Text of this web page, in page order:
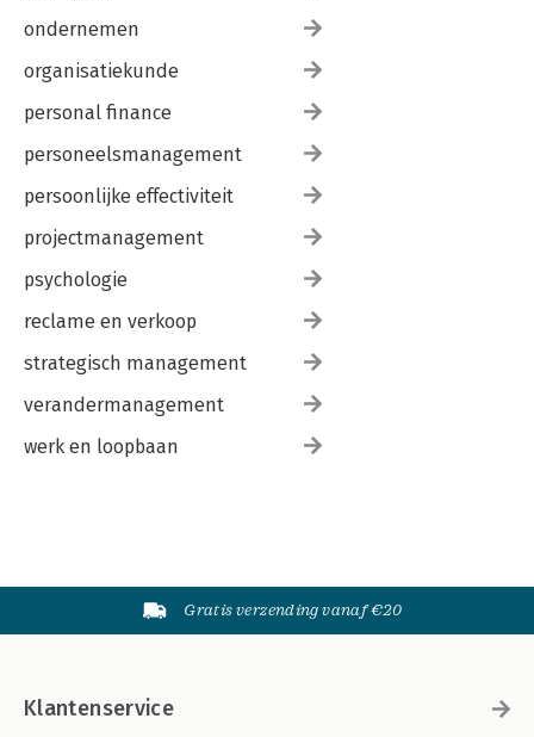
ondernemen
organisatiekunde
personal finance
personeelsmanagement
persoonlijke effectiviteit
projectmanagement
psychologie
reclame en verkoop
strategisch management
verandermanagement
werk en loopbaan
Gratis verzending vanaf €20
Klantenservice